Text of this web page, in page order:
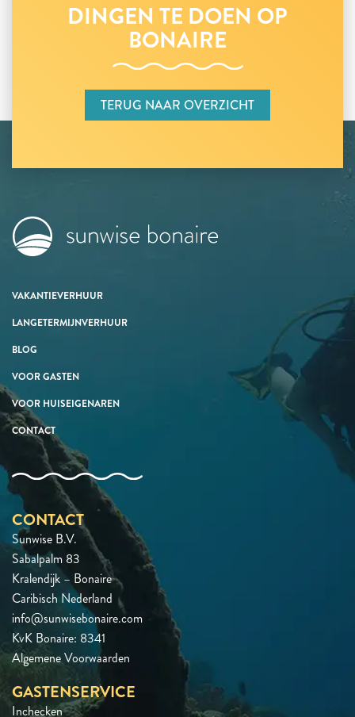
DINGEN TE DOEN OP
BONAIRE
TERUG NAAR OVERZICHT
VAKANTIEVERHUUR
LANGETERMIJNVERHUUR
BLOG
VOOR GASTEN
VOOR HUISEIGENAREN
CONTACT
CONTACT
Sunwise B.V.
Sabalpalm 83
Kralendijk – Bonaire
Caribisch Nederland
info@sunwisebonaire.com
KvK Bonaire: 8341
Algemene Voorwaarden
GASTENSERVICE
Inchecken